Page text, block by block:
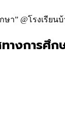
า” @โรงเรียน
การศึก